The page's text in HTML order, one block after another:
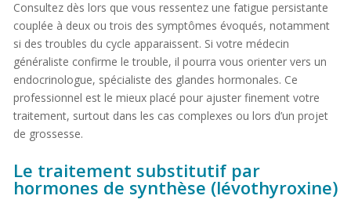
Consultez dès lors que vous ressentez une fatigue persistante
couplée à deux ou trois des symptômes évoqués, notamment
si des troubles du cycle apparaissent. Si votre médecin
généraliste confirme le trouble, il pourra vous orienter vers un
endocrinologue, spécialiste des glandes hormonales. Ce
professionnel est le mieux placé pour ajuster finement votre
traitement, surtout dans les cas complexes ou lors d’un projet
de grossesse.
Le traitement substitutif par
hormones de synthèse (lévothyroxine)